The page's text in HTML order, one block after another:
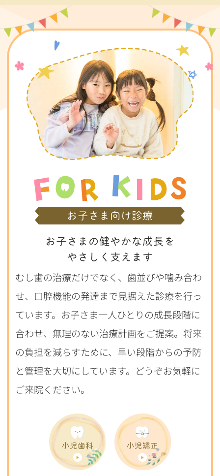
お子さま向け診療
お子さまの健やかな成長を
やさしく支えます
むし歯の治療だけでなく、歯並びや噛み合わ
せ、口腔機能の発達まで見据えた診療を行っ
ています。お子さま一人ひとりの成長段階に
合わせ、無理のない治療計画をご提案。将来
の負担を減らすために、早い段階からの予防
と管理を大切にしています。どうぞお気軽に
ご来院ください。
小児歯科 小児矯正